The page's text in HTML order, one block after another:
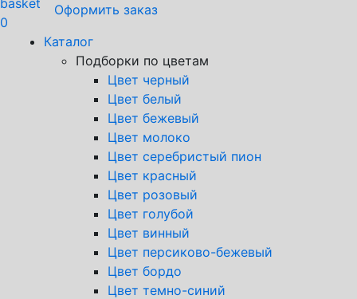
0
Оформить заказ
Каталог
Подборки по цветам
Цвет черный
Цвет белый
Цвет бежевый
Цвет молоко
Цвет серебристый пион
Цвет красный
Цвет розовый
Цвет голубой
Цвет винный
Цвет персиково-бежевый
Цвет бордо
Цвет темно-синий